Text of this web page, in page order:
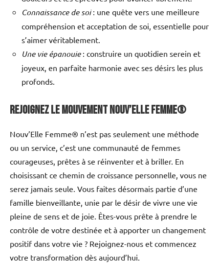
Connaissance de soi: une quête vers une meilleure
compréhension et acceptation de soi, essentielle pour
s’aimer véritablement.
Une vie épanouie: construire un quotidien serein et
joyeux, en parfaite harmonie avec ses désirs les plus
profonds.
Rejoignez le mouvement Nouv’Elle Femme®
Nouv’Elle Femme® n’est pas seulement une méthode
ou un service, c’est une communauté de femmes
courageuses, prêtes à se réinventer et à briller. En
choisissant ce chemin de croissance personnelle, vous ne
serez jamais seule. Vous faites désormais partie d’une
famille bienveillante, unie par le désir de vivre une vie
pleine de sens et de joie. Êtes-vous prête à prendre le
contrôle de votre destinée et à apporter un changement
positif dans votre vie ? Rejoignez-nous et commencez
votre transformation dès aujourd’hui.